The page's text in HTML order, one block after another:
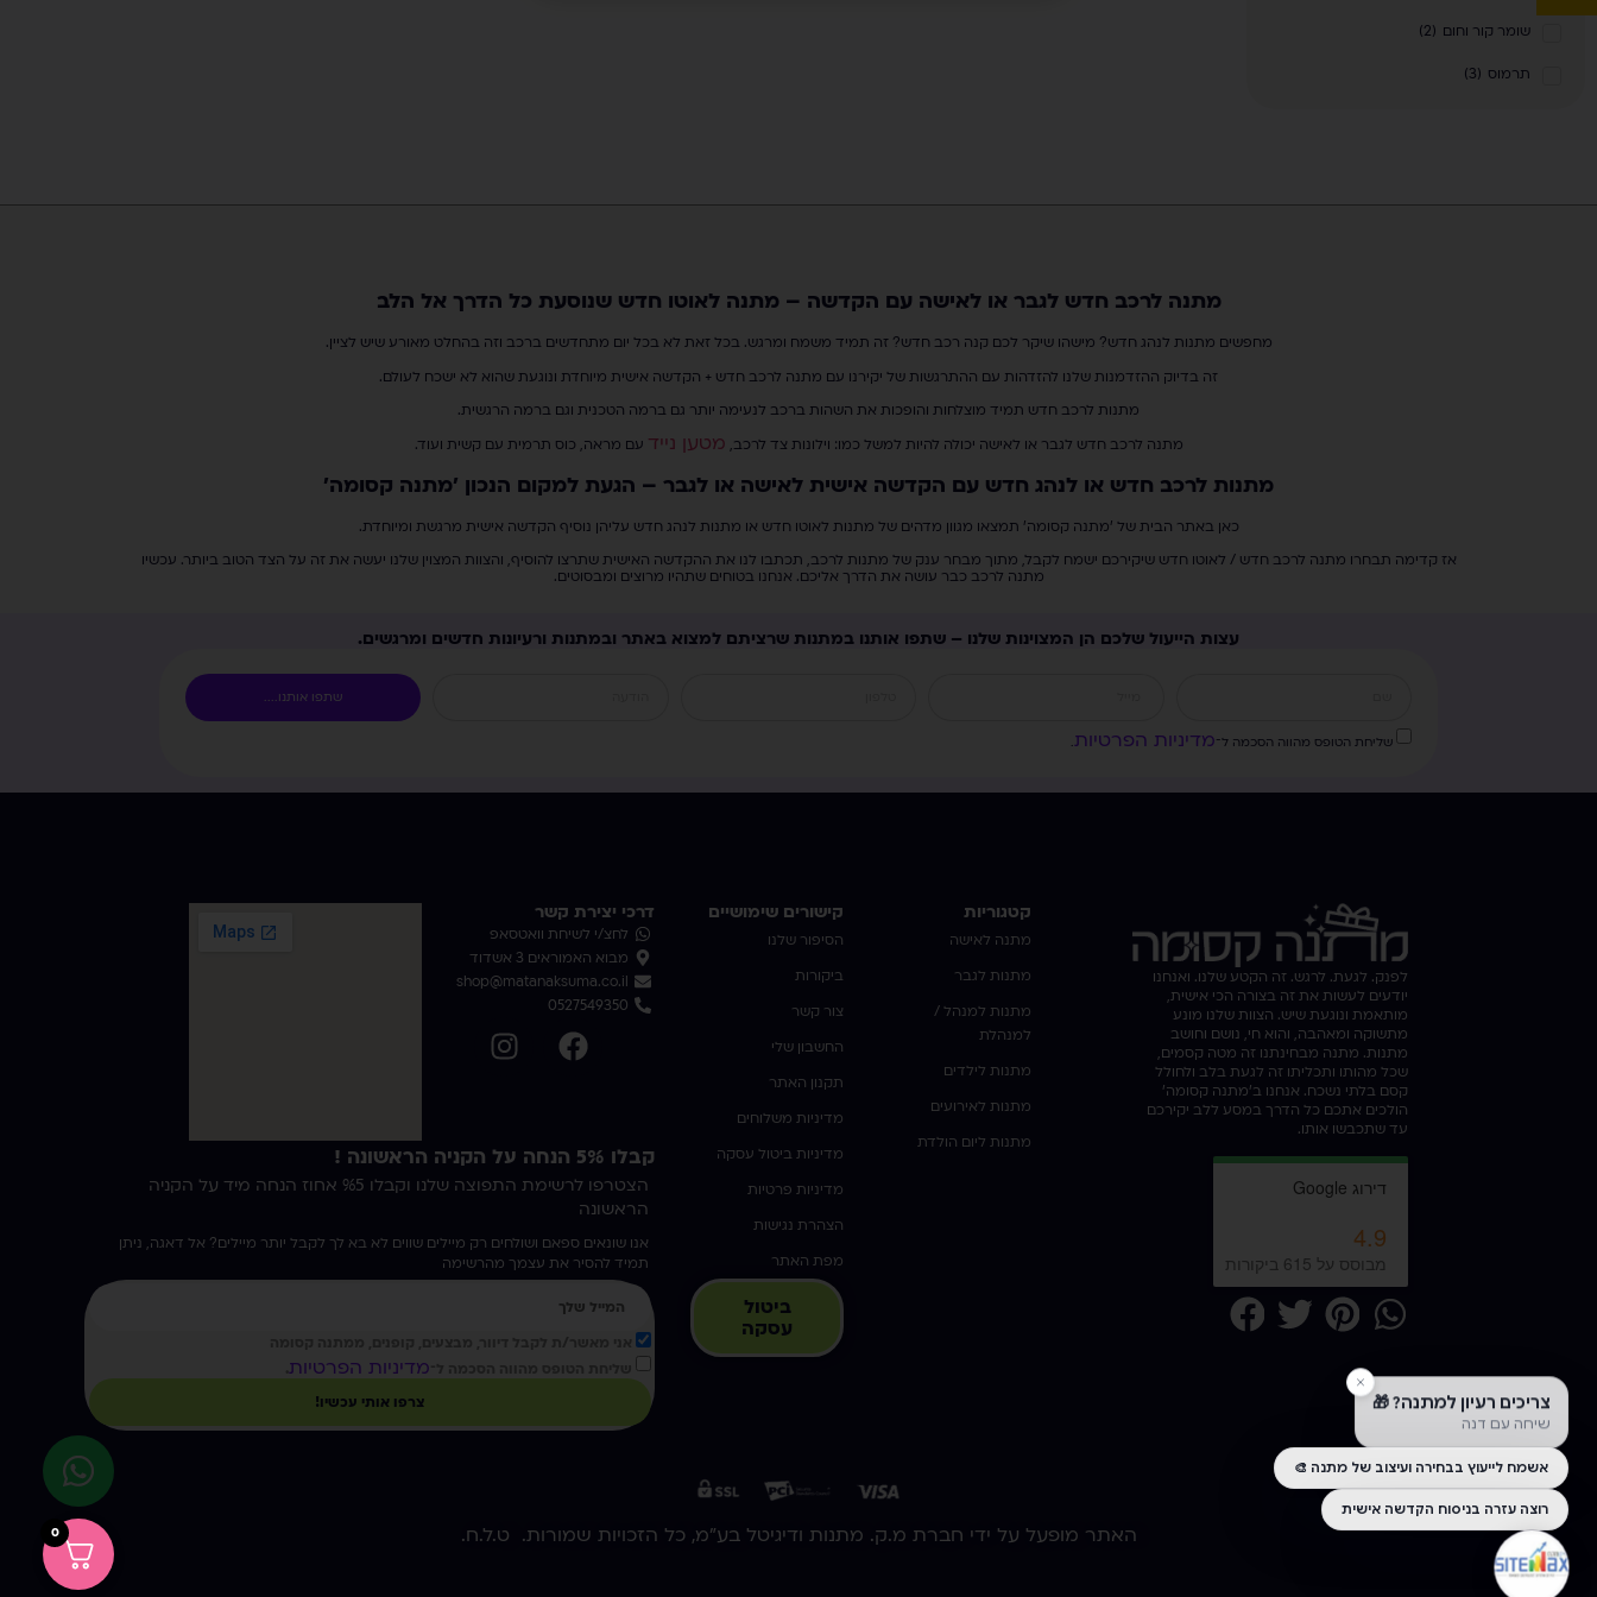
שומר קור וחום (
2
)
תרמוס (
3
)
מתנה לרכב חדש לגבר או לאישה עם הקדשה – מתנה לאוטו חדש שנוסעת כל הדרך אל הלב
מחפשים מתנות לנהג חדש? מישהו שיקר לכם קנה רכב חדש? זה תמיד משמח ומרגש. בכל זאת לא בכל יום מתחדשים ברכב וזה בהחלט מאורע שיש לציין.
זה בדיוק ההזדמנות שלנו להזדהות עם ההתרגשות של יקירנו עם מתנה לרכב חדש + הקדשה אישית מיוחדת ונוגעת שהוא לא ישכח לעולם.
מתנות לרכב חדש תמיד מוצלחות והופכות את השהות ברכב לנעימה יותר גם ברמה הטכנית וגם ברמה הרגשית.
מתנה לרכב חדש לגבר או לאישה יכולה להיות למשל כמו: וילונות צד לרכב, מטען נייד עם מראה, כוס תרמית עם קשית ועוד.
מתנות לרכב חדש או לנהג חדש עם הקדשה אישית לאישה או לגבר – הגעת למקום הנכון 'מתנה קסומה'
כאן באתר הבית של 'מתנה קסומה' תמצאו מגוון מדהים של מתנות לאוטו חדש או מתנות לנהג חדש עליהן נוסיף הקדשה אישית מרגשת ומיוחדת.
אז קדימה תבחרו מתנה לרכב חדש / לאוטו חדש שיקירכם ישמח לקבל, מתוך מבחר ענק של מתנות לרכב, תכתבו לנו את ההקדשה האישית שתרצו להוסיף, והצוות המצוין שלנו יעשה את זה על הצד הטוב ביותר. עכשיו
מתנה לרכב כבר עושה את הדרך אליכם. אנחנו בטוחים שתהיו מרוצים ומבסוטים.
עצות הייעול שלכם הן המצוינות שלנו – שתפו אותנו במתנות שרציתם למצוא באתר ובמתנות ורעיונות חדשים ומרגשים.
שליחת הטופס מהווה הסכמה ל־מדיניות הפרטיות.
שתפו אותנו....
לפנק. לגעת. לרגש. זה הקטע שלנו. ואנחנו
יודעים לעשות את זה בצורה הכי אישית,
מותאמת ונוגעת שיש. הצוות שלנו מונע
מתשוקה ומאהבה, והוא חי, נושם וחושב
מתנות. מתנה מבחינתנו זה מטה קסמים,
שכל מהותו ותכליתו זה לגעת בלב ולחולל
קסם בלתי נשכח. אנחנו ב'מתנה קסומה'
הולכים אתכם כל הדרך במסע ללב יקירכם
עד שתכבשו אותו.
קטגוריות
מתנה לאישה
מתנות לגבר
מתנות למנהל /
למנהלת
מתנות לילדים
מתנות לאירועים
מתנות ליום הולדת
קישורים שימושיים
הסיפור שלנו
ביקורות
צור קשר
החשבון שלי
תקנון האתר
מדיניות משלוחים
מדיניות ביטול עסקה
מדיניות פרטיות
הצהרת נגישות
מפת האתר
ביטול
עסקה
דרכי יצירת קשר
לחצ/י לשיחת וואטסאפ
מבוא האמוראים 3 אשדוד
shop@matanaksuma.co.il
0527549350
קבלו 5% הנחה על הקניה הראשונה !
הצטרפו לרשימת התפוצה שלנו וקבלו %5 אחוז הנחה מיד על הקניה
הראשונה
אנו שונאים ספאם ושולחים רק מיילים שווים לא בא לך לקבל יותר מיילים? אל דאגה, ניתן
תמיד להסיר את עצמך מהרשימה
מדיניות הפרטיות
צרפו אותי עכשיו!
האתר מופעל על ידי חברת מ.ק. מתנות ודיגיטל בע"מ, כל הזכויות שמורות. ט.ל.ח. 0